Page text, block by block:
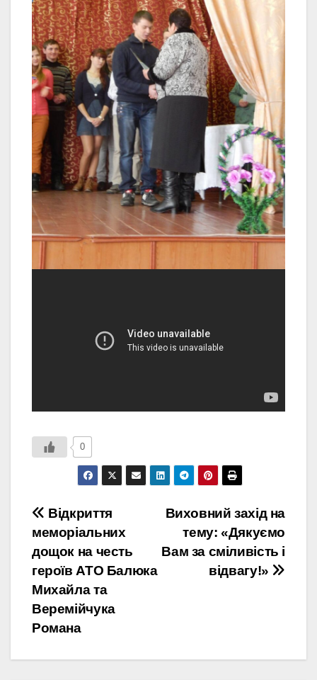
0
Навігація
записів
Виховний захід на
тему: «Дякуємо
Вам за сміливість і
відвагу!»
Відкриття
меморіальних
дощок на честь
героїв АТО Балюка
Михайла та
Веремійчука
Романа